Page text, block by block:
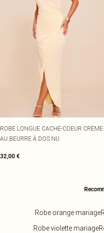
ROBE LONGUE CACHE-COEUR CRÈME
AU BEURRE À DOS NU
32,00 €
Robe orange mariage
Robe violette mariage